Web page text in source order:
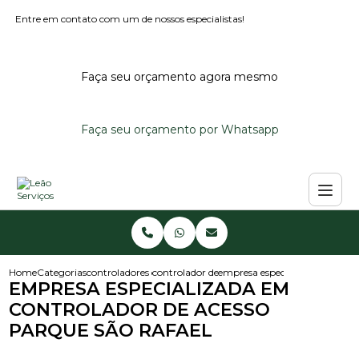
Entre em contato com um de nossos especialistas!
Faça seu orçamento agora mesmo
Faça seu orçamento por Whatsapp
HomeCategoriascontroladores de acessocontrolador de acesso portaria
empresa especializada em
EMPRESA ESPECIALIZADA EM
CONTROLADOR DE ACESSO
PARQUE SÃO RAFAEL